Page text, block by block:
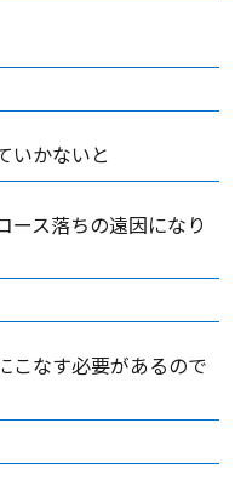
いかないと
ース落ちの遠因になり
こなす必要があるので